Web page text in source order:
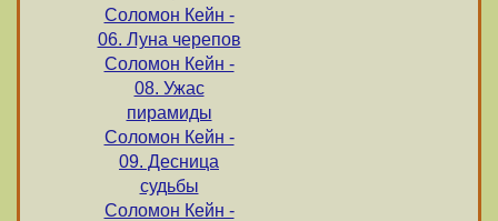
Соломон Кейн -
06. Луна черепов
Соломон Кейн -
08. Ужас
пирамиды
Соломон Кейн -
09. Десница
судьбы
Соломон Кейн -